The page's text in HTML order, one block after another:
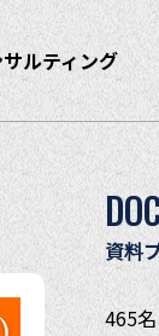
ルティング
資料
465